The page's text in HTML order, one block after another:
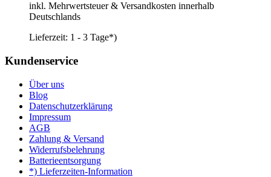
inkl. Mehrwertsteuer & Versandkosten innerhalb
Deutschlands
Lieferzeit: 1 - 3 Tage*)
Kundenservice
Über uns
Blog
Datenschutzerklärung
Impressum
AGB
Zahlung & Versand
Widerrufsbelehrung
Batterieentsorgung
*) Lieferzeiten-Information